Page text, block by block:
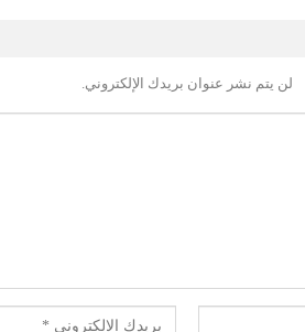
لن يتم نشر عنوان بريدك الإلكتروني.